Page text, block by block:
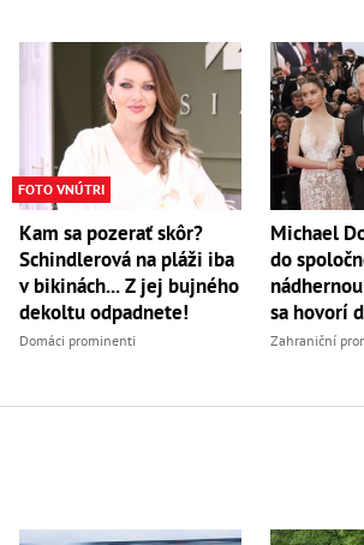
FOTO VNÚTRI
Kam sa pozerať skôr?
Schindlerová na pláži iba
v bikinách... Z jej bujného
dekoltu odpadnete!
Domáci prominenti
Michael
do
sa hovorí
Zahraniční